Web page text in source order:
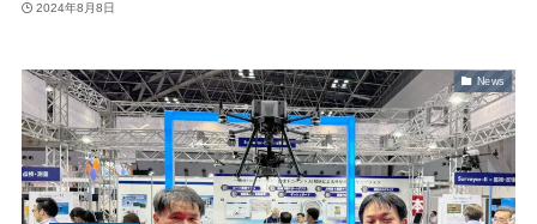
Autonomy Inc.
株式会社Autonomy
2024年8月8日
News